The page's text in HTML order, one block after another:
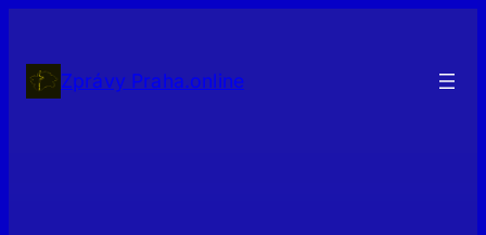
obsahZprávy Praha.online